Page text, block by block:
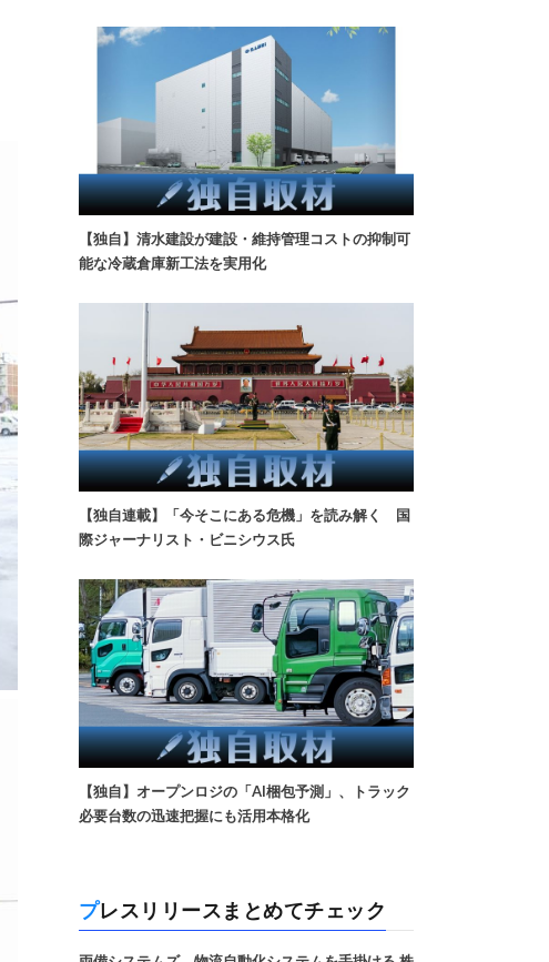
【独自】清水建設が建設・維持管理コストの抑制可
能な冷蔵倉庫新工法を実用化
【独自連載】「今そこにある危機」を読み解く 国
際ジャーナリスト・ビニシウス氏
【独自】オープンロジの「AI梱包予測」、トラック
必要台数の迅速把握にも活用本格化
プレスリリースまとめてチェック